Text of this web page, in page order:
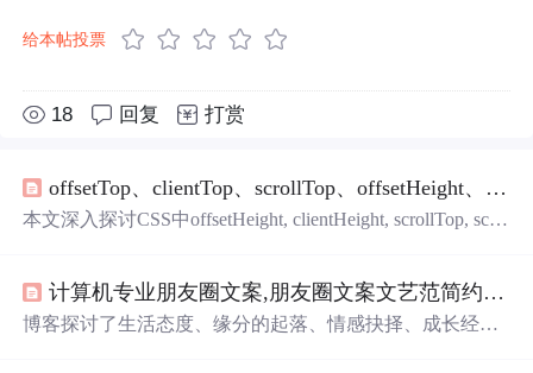
给本帖投票
18 回复 打赏
offsetTop、clientTop、scrollTop、offsetHeight、clientHeight、scrollHeight概念结合图片理解
本文深入探讨CSS中offsetHeight, clientHeight, scrollTop, scrol
作用。
计算机专业朋友圈文案,朋友圈文案文艺范简约 很美很好听的文艺句子合集
博客探讨了生活态度、缘分的起落、情感抉择、成长经历